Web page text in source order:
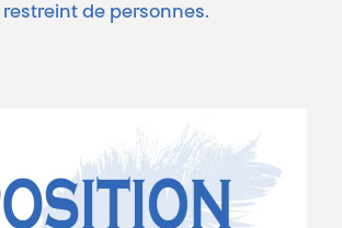
de personnes.